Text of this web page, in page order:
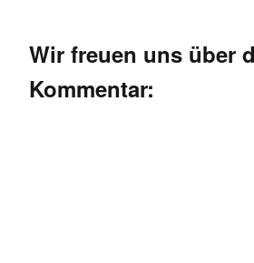
Wir freuen uns über
Kommentar: